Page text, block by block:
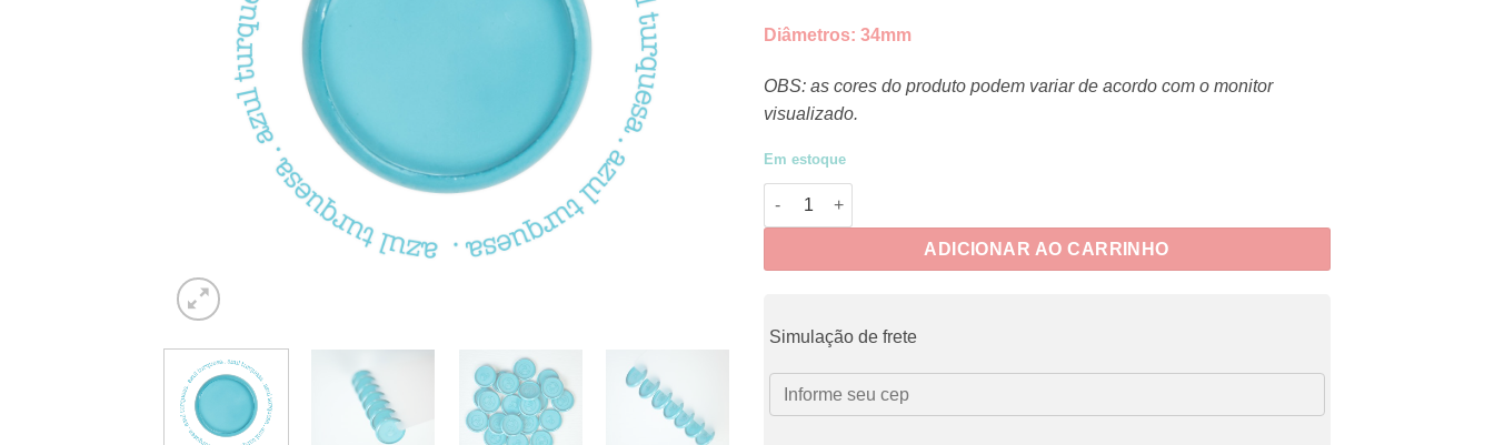
Diâmetros: 34mm
OBS: as cores do produto podem variar de acordo com o monitor
visualizado.
Em estoque
Discos Azul Turquesa quantidade
ADICIONAR AO CARRINHO
Simulação de frete